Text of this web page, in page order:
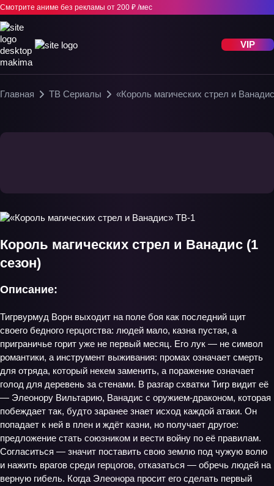
Смотрите аниме без рекламы от 200 ₽ /мес
VIP
Главная ТВ Сериалы «Король магических стрел и
Король магических стрел и Ванадис (1
сезон)
Описание:
Тигрвурмуд Ворн выходит на поле боя как последний щит
своего бедного герцогства: людей мало, казна пустая, а
приграничье горит уже не первый месяц. Его лук — не символ
романтики, а инструмент выживания: промах означает смерть
для отряда, который некем заменить, а поражение означает
голод для деревень за стенами. В разгар схватки Тигр видит её
— Элеонору Вильтарию, Ванадис с оружием‑драконом, которая
побеждает так, будто заранее знает исход каждой атаки. Он
попадает к ней в плен и ждёт казни, но получает другое:
предложение стать союзником и вести войну по её правилам.
Согласиться — значит поставить свою землю под чужую волю
и нажить врагов среди герцогов, отказаться — обречь людей на
верную гибель. Когда Элеонора просит его сделать первый